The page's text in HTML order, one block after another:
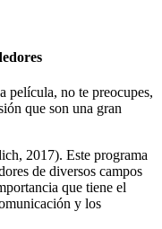
película, no te preocupes,
que son una gran
2017). Este programa
de diversos campos
que tiene el
y los